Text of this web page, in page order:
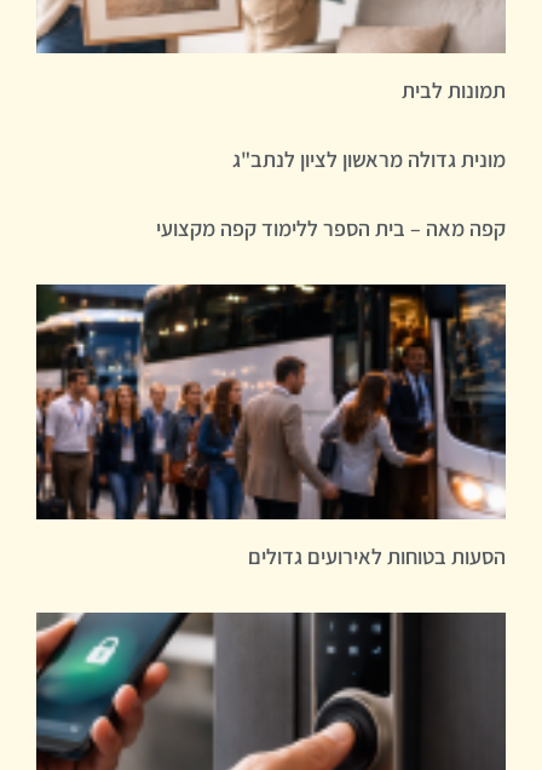
תמונות לבית
מונית גדולה מראשון לציון לנתב"ג
קפה מאה – בית הספר ללימוד קפה מקצועי
הסעות בטוחות לאירועים גדולים